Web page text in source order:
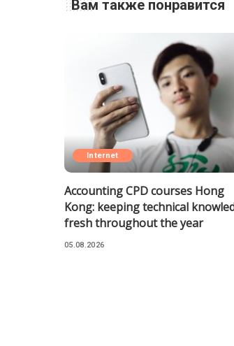
Вам также понравится
Internet
Accounting CPD courses Hong
Kong: keeping technical
fresh throughout the year
05.08.2026